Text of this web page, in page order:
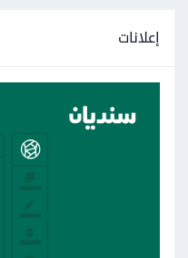
إعلانات